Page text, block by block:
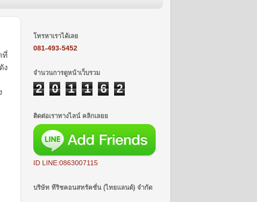
ที่
ง
โทรหาเราได้เลย
081-493-5452
จำนวนการดูหน้าเว็บรวม
2 0 1 1 6 2
ติดต่อเราทางไลน์ คลิกเลยย
ID LINE:0863007115
บริษัท ทีริชคอนสทรัคชั่น (ไทยแลนด์) จำกัด